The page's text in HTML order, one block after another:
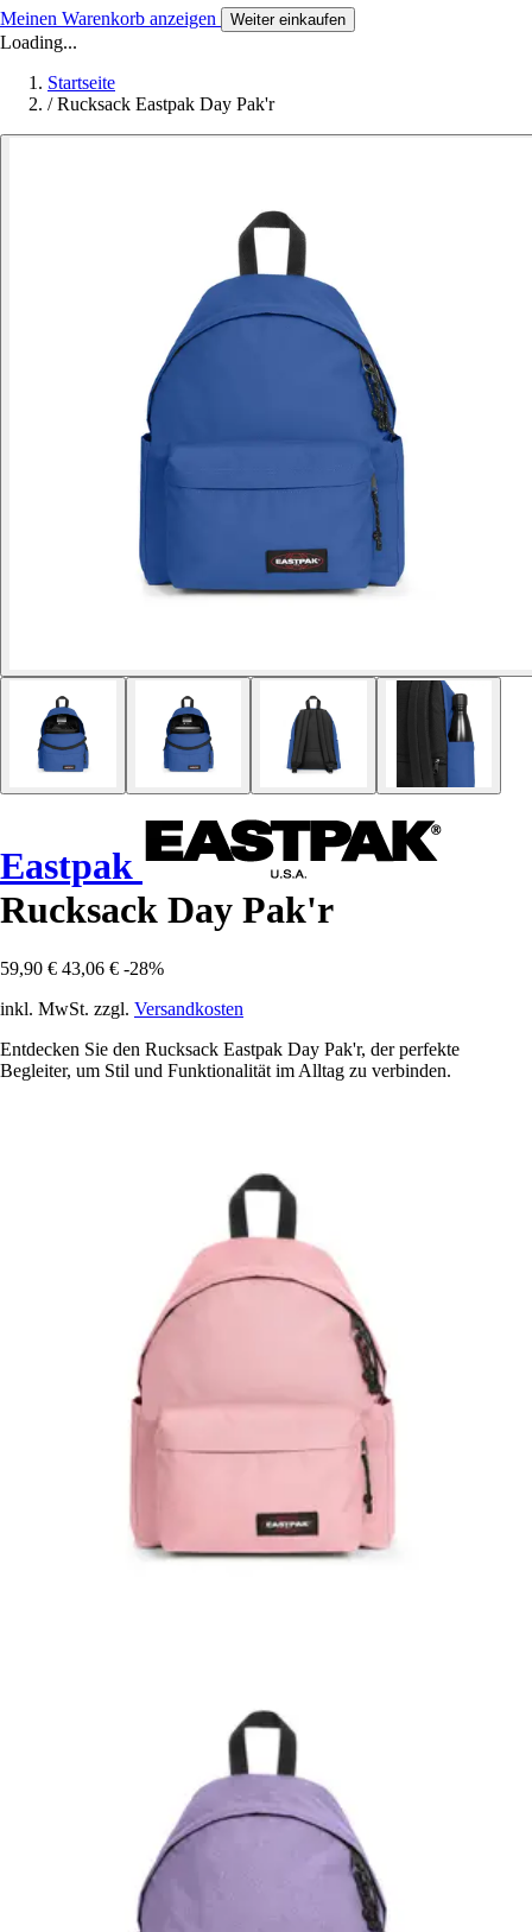
Meinen Warenkorb anzeigen Weiter einkaufen
Loading...
Startseite
/ Rucksack Eastpak Day Pak'r
Eastpak
Rucksack Day Pak'r
59,90 € 43,06 € -28%
inkl. MwSt. zzgl. Versandkosten
Entdecken Sie den Rucksack Eastpak Day Pak'r, der perfekte
Begleiter, um Stil und Funktionalität im Alltag zu verbinden.